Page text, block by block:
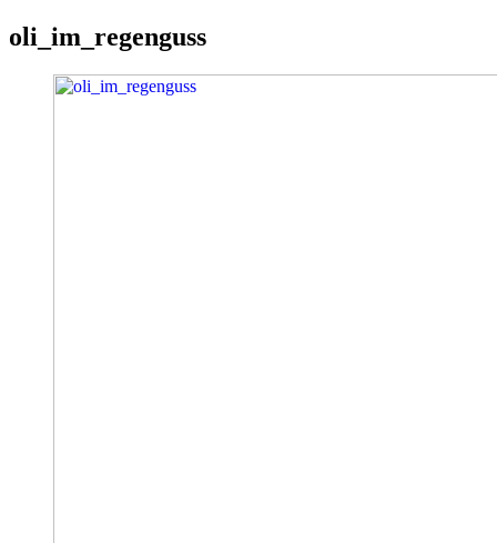
oli_im_regenguss